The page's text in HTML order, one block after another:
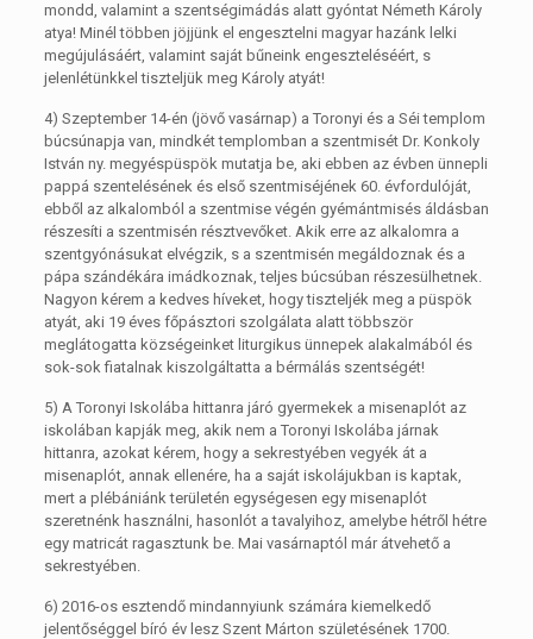
mondd, valamint a szentségimádás alatt gyóntat Németh Károly
atya! Minél többen jöjjünk el engesztelni magyar hazánk lelki
megújulásáért, valamint saját bűneink engeszteléséért, s
jelenlétünkkel tiszteljük meg Károly atyát!
4) Szeptember 14-én (jövő vasárnap) a Toronyi és a Séi templom
búcsúnapja van, mindkét templomban a szentmisét Dr. Konkoly
István ny. megyéspüspök mutatja be, aki ebben az évben ünnepli
pappá szentelésének és első szentmiséjének 60. évfordulóját,
ebből az alkalomból a szentmise végén gyémántmisés áldásban
részesíti a szentmisén résztvevőket. Akik erre az alkalomra a
szentgyónásukat elvégzik, s a szentmisén megáldoznak és a
pápa szándékára imádkoznak, teljes búcsúban részesülhetnek.
Nagyon kérem a kedves híveket, hogy tiszteljék meg a püspök
atyát, aki 19 éves főpásztori szolgálata alatt többször
meglátogatta községeinket liturgikus ünnepek alakalmából és
sok-sok fiatalnak kiszolgáltatta a bérmálás szentségét!
5) A Toronyi Iskolába hittanra járó gyermekek a misenaplót az
iskolában kapják meg, akik nem a Toronyi Iskolába járnak
hittanra, azokat kérem, hogy a sekrestyében vegyék át a
misenaplót, annak ellenére, ha a saját iskolájukban is kaptak,
mert a plébániánk területén egységesen egy misenaplót
szeretnénk használni, hasonlót a tavalyihoz, amelybe hétről hétre
egy matricát ragasztunk be. Mai vasárnaptól már átvehető a
sekrestyében.
6) 2016-os esztendő mindannyiunk számára kiemelkedő
jelentőséggel bíró év lesz Szent Márton születésének 1700.